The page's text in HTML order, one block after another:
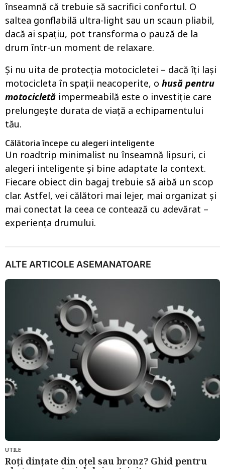
înseamnă că trebuie să sacrifici confortul. O
saltea gonflabilă ultra-light sau un scaun pliabil,
dacă ai spațiu, pot transforma o pauză de la
drum într-un moment de relaxare.
Și nu uita de protecția motocicletei – dacă îți lași
motocicleta în spații neacoperite, o husă pentru
motocicletă impermeabilă este o investiție care
prelungește durata de viață a echipamentului
tău.
Călătoria începe cu alegeri inteligente
Un roadtrip minimalist nu înseamnă lipsuri, ci
alegeri inteligente și bine adaptate la context.
Fiecare obiect din bagaj trebuie să aibă un scop
clar. Astfel, vei călători mai lejer, mai organizat și
mai conectat la ceea ce contează cu adevărat –
experiența drumului.
ALTE ARTICOLE ASEMANATOARE
UTILE
Roți dințate din oțel sau bronz? Ghid pentru